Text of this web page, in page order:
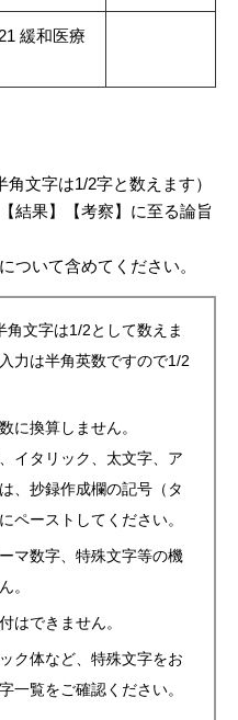
21 緩和医療
文字は1/2字と数えます）
結果】【考察】に至る論旨
いて含めてください。
文字は1/2として数えま
力は半角英数ですので1/2
に換算しません。
イタリック、太文字、ア
、抄録作成欄の記号（タ
ペーストしてください。
マ数字、特殊文字等の機
。
はできません。
ク体など、特殊文字をお
一覧をご確認ください。